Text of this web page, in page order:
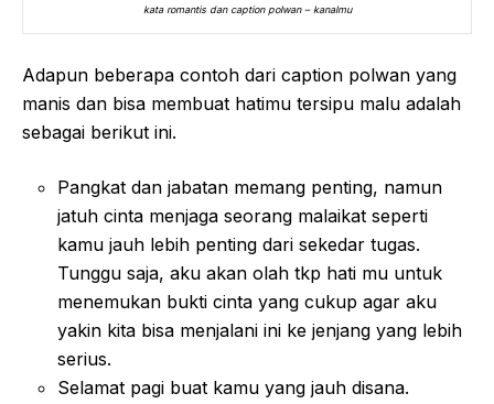
kata romantis dan caption polwan – kanalmu
Adapun beberapa contoh dari caption polwan yang
manis dan bisa membuat hatimu tersipu malu adalah
sebagai berikut ini.
Pangkat dan jabatan memang penting, namun
jatuh cinta menjaga seorang malaikat seperti
kamu jauh lebih penting dari sekedar tugas.
Tunggu saja, aku akan olah tkp hati mu untuk
menemukan bukti cinta yang cukup agar aku
yakin kita bisa menjalani ini ke jenjang yang lebih
serius.
Selamat pagi buat kamu yang jauh disana.